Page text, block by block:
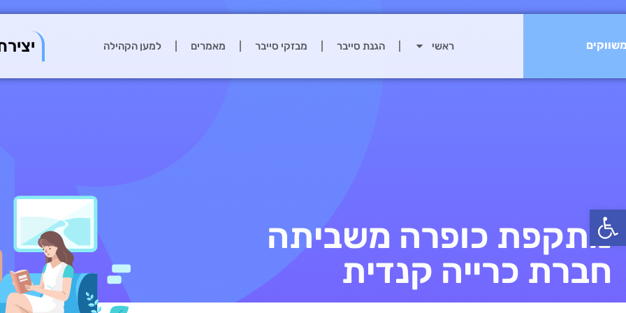
פתח סרגל נגישות
ראשי הגנת סייבר מבזקי סייבר מאמרים למען הקהילה
מתקפת כופרה משביתה
חברת כרייה קנדית